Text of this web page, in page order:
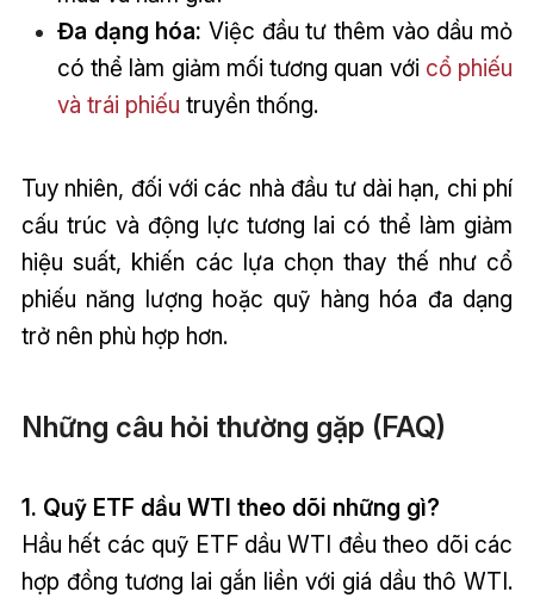
Đa dạng hóa: Việc đầu tư thêm vào dầu mỏ
có thể làm giảm mối tương quan với cổ phiếu
và trái phiếu truyền thống.
Tuy nhiên, đối với các nhà đầu tư dài hạn, chi phí
cấu trúc và động lực tương lai có thể làm giảm
hiệu suất, khiến các lựa chọn thay thế như cổ
phiếu năng lượng hoặc quỹ hàng hóa đa dạng
trở nên phù hợp hơn.
Những câu hỏi thường gặp (FAQ)
1. Quỹ ETF dầu WTI theo dõi những gì?
Hầu hết các quỹ ETF dầu WTI đều theo dõi các
hợp đồng tương lai gắn liền với giá dầu thô WTI.